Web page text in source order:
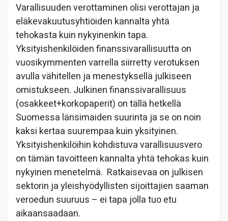
Varallisuuden verottaminen olisi verottajan ja
eläkevakuutusyhtiöiden kannalta yhtä
tehokasta kuin nykyinenkin tapa.
Yksityishenkilöiden finanssivarallisuutta on
vuosikymmenten varrella siirretty verotuksen
avulla vähitellen ja menestyksellä julkiseen
omistukseen. Julkinen finanssivarallisuus
(osakkeet+korkopaperit) on tällä hetkellä
Suomessa länsimaiden suurinta ja se on noin
kaksi kertaa suurempaa kuin yksityinen.
Yksityishenkilöihin kohdistuva varallisuusvero
on tämän tavoitteen kannalta yhtä tehokas kuin
nykyinen menetelmä. Ratkaisevaa on julkisen
sektorin ja yleishyödyllisten sijoittajien saaman
veroedun suuruus – ei tapa jolla tuo etu
aikaansaadaan.